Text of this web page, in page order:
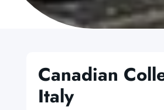
Canadian
Italy